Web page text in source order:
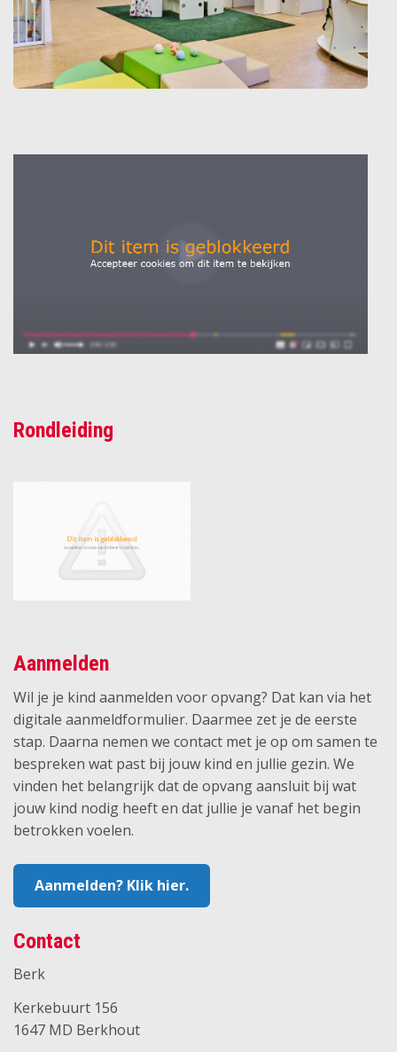
Rondleiding
Aanmelden
Wil je je kind aanmelden voor opvang? Dat kan via het
digitale aanmeldformulier. Daarmee zet je de eerste
stap. Daarna nemen we contact met je op om samen te
bespreken wat past bij jouw kind en jullie gezin. We
vinden het belangrijk dat de opvang aansluit bij wat
jouw kind nodig heeft en dat jullie je vanaf het begin
betrokken voelen.
Aanmelden? Klik hier.
Contact
Berk
Kerkebuurt 156
1647 MD Berkhout